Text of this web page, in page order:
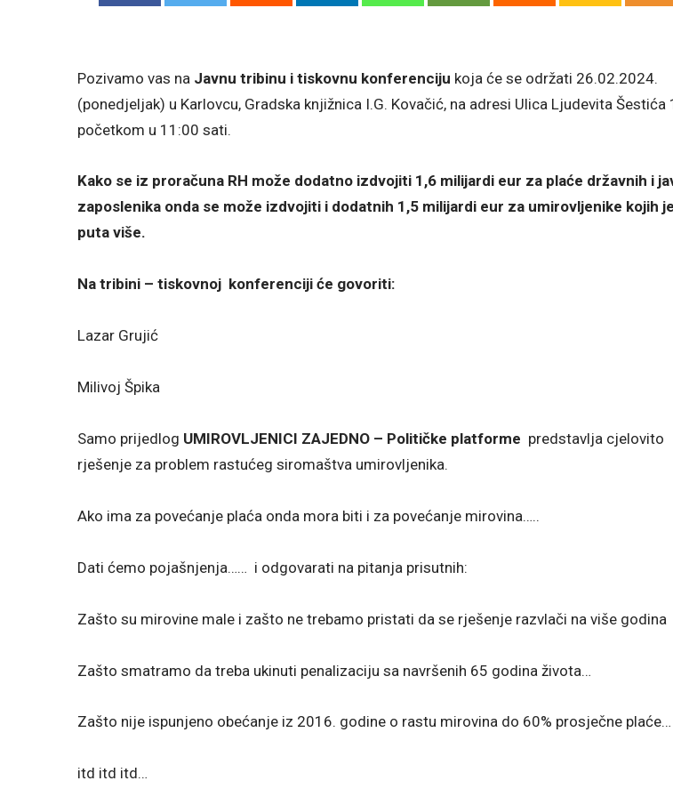
Pozivamo vas na Javnu tribinu i tiskovnu konferenciju koja će se održati 26.02.2024.
(ponedjeljak) u Karlovcu, Gradska knjižnica I.G. Kovačić, na adresi Ulica Ljudevita Šestića
početkom u 11:00 sati.
Kako se iz proračuna RH može dodatno izdvojiti 1,6 milijardi eur za plaće državnih i
zaposlenika onda se može izdvojiti i dodatnih 1,5 milijardi eur za umirovljenike kojih
puta više.
Na tribini – tiskovnoj konferenciji će govoriti:
Lazar Grujić
Milivoj Špika
Samo prijedlog UMIROVLJENICI ZAJEDNO – Političke platforme predstavlja cjelovito
rješenje za problem rastućeg siromaštva umirovljenika.
Ako ima za povećanje plaća onda mora biti i za povećanje mirovina…..
Dati ćemo pojašnjenja…… i odgovarati na pitanja prisutnih:
Zašto su mirovine male i zašto ne trebamo pristati da se rješenje razvlači na više godina
Zašto smatramo da treba ukinuti penalizaciju sa navršenih 65 godina života…
Zašto nije ispunjeno obećanje iz 2016. godine o rastu mirovina do 60% prosječne plaće…
itd itd itd…